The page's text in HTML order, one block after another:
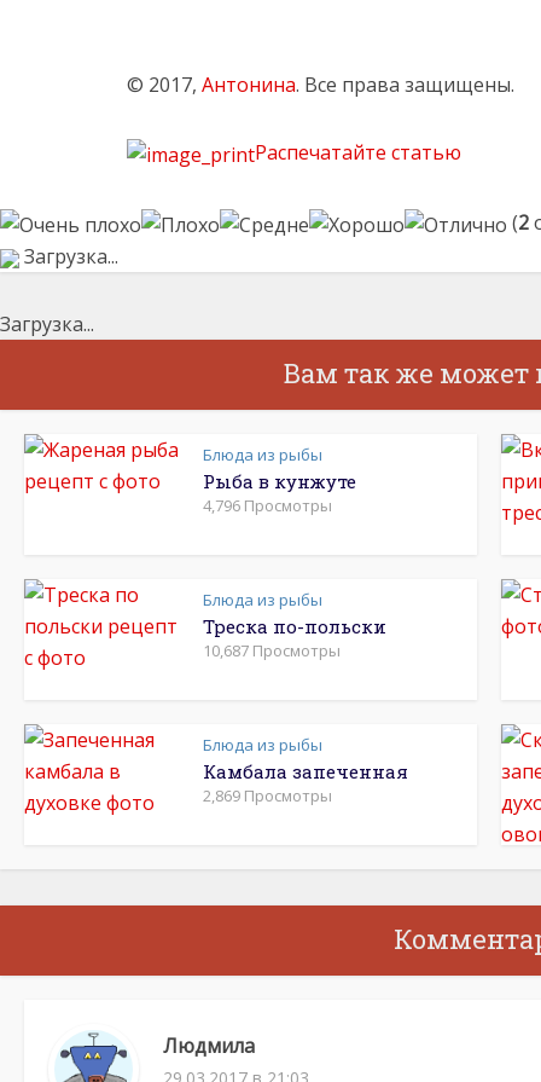
© 2017, Антонина. Все права защищены.
Распечатайте статью
(2
Загрузка...
Загрузка...
Вам так же может
Блюда из рыбы
Рыба в кунжуте
4,796 Просмотры
Блюда из рыбы
Треска по-польски
10,687 Просмотры
Блюда из рыбы
Камбала запеченная
2,869 Просмотры
Людмила